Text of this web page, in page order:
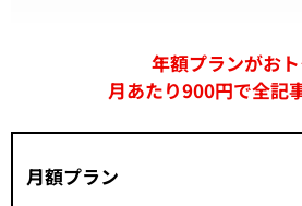
年額プランがおト
月あたり900円で全記
月額プラン